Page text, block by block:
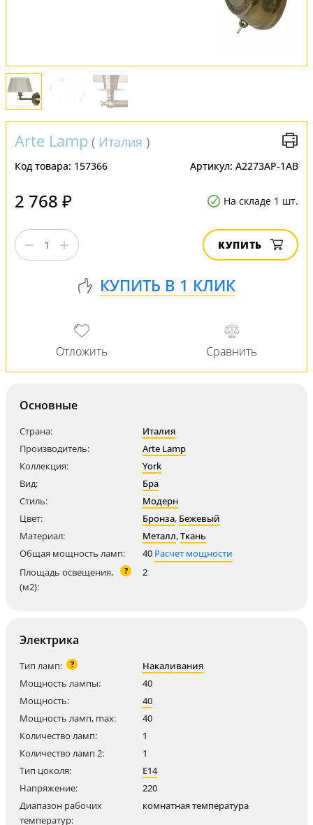
Arte Lamp ( Италия )
Код товара: 157366 Артикул: A2273AP-1AB
2 768 ₽ На складе 1 шт.
КУПИТЬ
Основные
Страна:
Италия
Производитель:
Arte Lamp
Коллекция:
York
Вид:
Бра
Стиль:
Модерн
Цвет:
Бронза, Бежевый
Материал:
Металл,Ткань
Общая мощность ламп:
40 Расчет мощности
Площадь освещения,
(м2):
? 2
Электрика
Тип ламп: ?
Накаливания
Мощность лампы:
40
Мощность:
40
Мощность ламп, max:
40
Количество ламп:
1
Количество ламп 2:
1
Тип цоколя:
E14
Напряжение:
220
Диапазон рабочих
температур:
комнатная температура